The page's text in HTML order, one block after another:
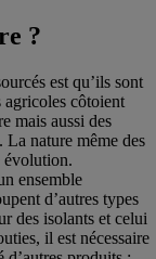
?
est qu’ils sont
agricoles côtoient
mais aussi des
La nature même des
évolution.
ensemble
d’autres types
des isolants et celui
il est nécessaire